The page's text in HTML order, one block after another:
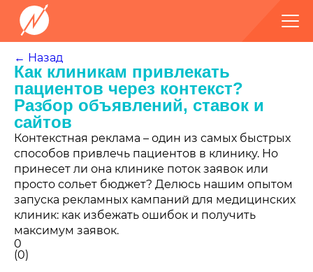
← Назад
Как клиникам привлекать
пациентов через контекст?
Разбор объявлений, ставок и
сайтов
Контекстная реклама – один из самых быстрых
способов привлечь пациентов в клинику. Но
принесет ли она клинике поток заявок или
просто сольет бюджет? Делюсь нашим опытом
запуска рекламных кампаний для медицинских
клиник: как избежать ошибок и получить
максимум заявок.
0
(0)